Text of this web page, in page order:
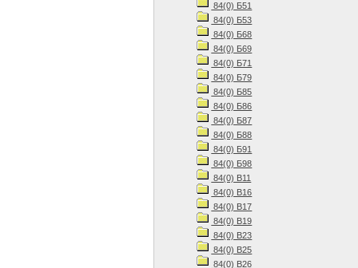
84(0) Б51
84(0) Б53
84(0) Б68
84(0) Б69
84(0) Б71
84(0) Б79
84(0) Б85
84(0) Б86
84(0) Б87
84(0) Б88
84(0) Б91
84(0) Б98
84(0) В11
84(0) В16
84(0) В17
84(0) В19
84(0) В23
84(0) В25
84(0) В26